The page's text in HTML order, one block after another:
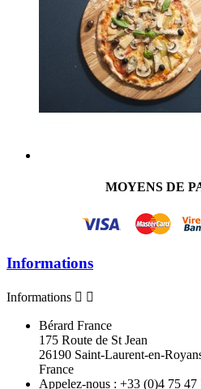
MOYENS DE
Informations
Informations  
Bérard France
175 Route de St Jean
26190 Saint-Laurent-en-
France
Appelez-nous : +33 (0)4 75 47